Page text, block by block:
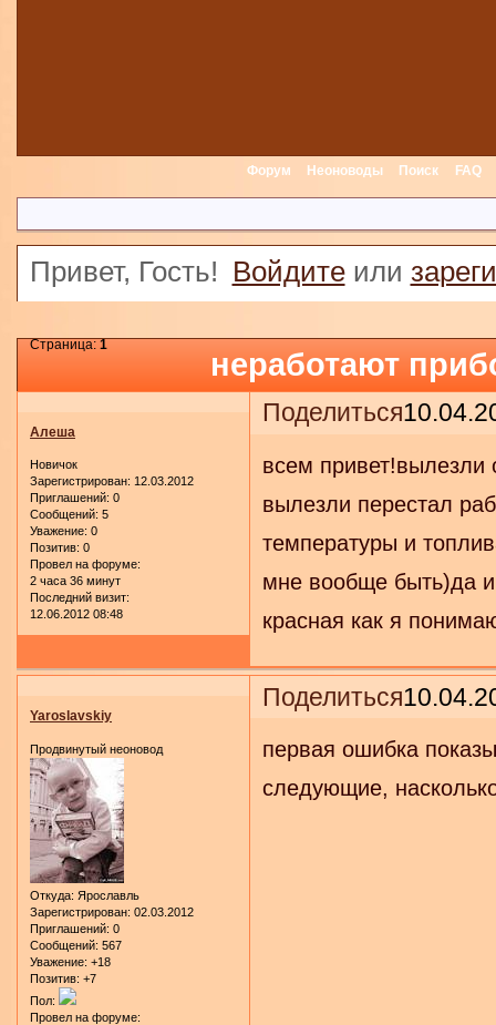
Форум Неоноводы Поиск FAQ
Привет, Гость! Войдитеили
неработают
Страница:1
Поделиться
Алеша
Новичок
Зарегистрирован: 12.03.2012
Приглашений: 0
Сообщений: 5
Уважение: 0
Позитив: 0
Провел на форуме:
2 часа 36 минут
Последний визит:
12.06.2012 08:48
всем привет!вылезли
вылезли перестал
температуры и
мне вообще быть)да
красная как я
Поделиться
Yaroslavskiy
Продвинутый неоновод
Откуда: Ярославль
Зарегистрирован: 02.03.2012
Приглашений: 0
Сообщений: 567
Уважение: +18
Позитив: +7
Пол:
Провел на форуме:
первая ошибка
следующие,